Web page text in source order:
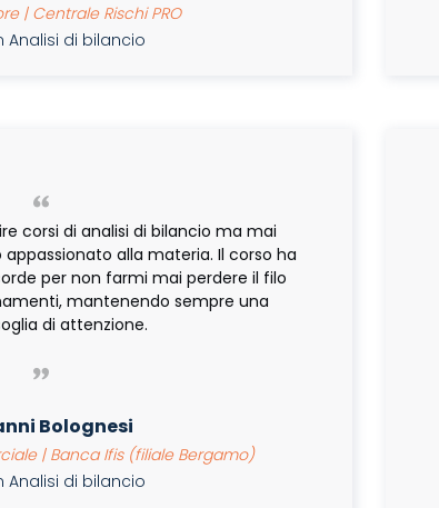
| Centrale Rischi PRO
Analisi di bilancio
corsi di analisi di bilancio ma mai
alla materia. Il corso ha
per non farmi mai perdere il filo
mantenendo sempre una
di attenzione.
Bolognesi
| Banca Ifis (filiale Bergamo)
Analisi di bilancio